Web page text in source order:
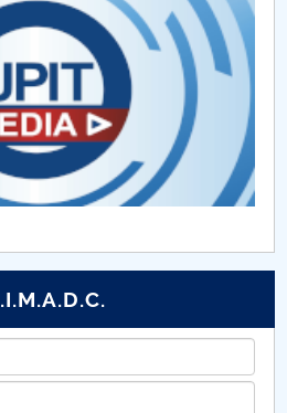
LUCRĂRI DE DISERTAȚIE
examen disertație